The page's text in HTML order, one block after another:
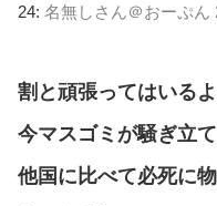
24: 名無しさん＠おーぷん
割と頑張ってはいる
今マスゴミが騒ぎ立
他国に比べて必死に